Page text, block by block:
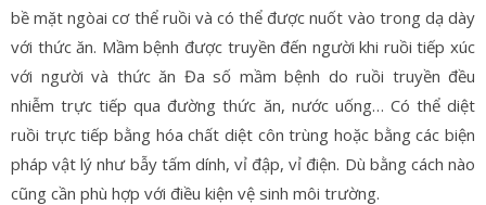
bề mặt ngòai cơ thể ruồi và có thể được nuốt vào trong dạ dày
với thức ăn. Mầm bệnh được truyền đến người khi ruồi tiếp xúc
với người và thức ăn Đa số mầm bệnh do ruồi truyền đều
nhiễm trực tiếp qua đường thức ăn, nước uống… Có thể diệt
ruồi trực tiếp bằng hóa chất diệt côn trùng hoặc bằng các biện
pháp vật lý như bẫy tấm dính, vỉ đập, vỉ điện. Dù bằng cách nào
cũng cần phù hợp với điều kiện vệ sinh môi trường.